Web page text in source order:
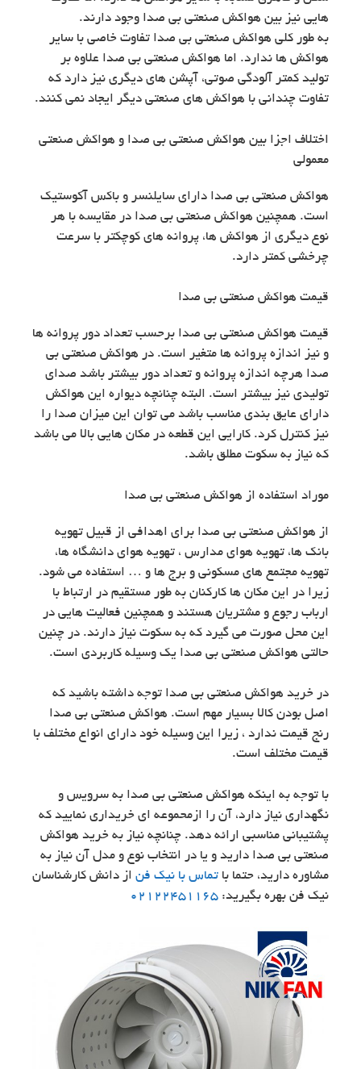
هایی نیز بین هواکش صنعتی بی صدا وجود دارند.
به طور کلی هواکش صنعتی بی صدا تفاوت خاصی با سایر
هواکش ها ندارد. اما هواکش صنعتی بی صدا علاوه بر
تولید کمتر آلودگی صوتی، آپشن های دیگری نیز دارد که
تفاوت چندانی با هواکش های صنعتی دیگر ایجاد نمی کنند.
اختلاف اجزا بین هواکش صنعتی بی صدا و هواکش صنعتی
معمولی
هواکش صنعتی بی صدا دارای سایلنسر و باکس آکوستیک
است. همچنین هواکش صنعتی بی صدا در مقایسه با هر
نوع دیگری از هواکش ها، پروانه های کوچکتر با سرعت
چرخشی کمتر دارد.
قیمت هواکش صنعتی بی صدا
قیمت هواکش صنعتی بی صدا برحسب تعداد دور پروانه ها
و نیز اندازه پروانه ها متغیر است. در هواکش صنعتی بی
صدا هرچه اندازه پروانه و تعداد دور بیشتر باشد صدای
تولیدی نیز بیشتر است. البته چنانچه دیواره این هواکش
دارای عایق بندی مناسب باشد می توان این میزان صدا را
نیز کنترل کرد. کارایی این قطعه در مکان هایی بالا می باشد
که نیاز به سکوت مطلق باشد.
موراد استفاده از هواکش صنعتی بی صدا
از هواکش صنعتی بی صدا برای اهدافی از قبیل تهویه
بانک ها، تهویه هوای مدارس ، تهویه هوای دانشگاه ها،
تهویه مجتمع های مسکونی و برج ها و … استفاده می شود.
زیرا در این مکان ها کارکنان به طور مستقیم در ارتباط با
ارباب رجوع و مشتریان هستند و همچنین فعالیت هایی در
این محل صورت می گیرد که به سکوت نیاز دارند. در چنین
حالتی هواکش صنعتی بی صدا یک وسیله کاربردی است.
در خرید هواکش صنعتی بی صدا توجه داشته باشید که
اصل بودن کالا بسیار مهم است. هواکش صنعتی بی صدا
رنج قیمت ندارد ، زیرا این وسیله خود دارای انواع مختلف با
قیمت مختلف است.
با توجه به اینکه هواکش صنعتی بی صدا به سرویس و
نگهداری نیاز دارد، آن را ازمحموعه ای خریداری نمایید که
پشتیبانی مناسبی ارائه دهد. چنانچه نیاز به خرید هواکش
صنعتی بی صدا دارید و یا در انتخاب نوع و مدل آن نیاز به
مشاوره دارید، حتما با تماس با نیک فن از دانش کارشناسان
نیک فن بهره بگیرید: 02122451165